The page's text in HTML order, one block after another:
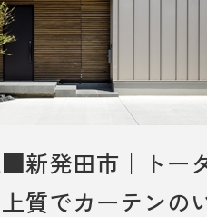
新発田市｜トー
質でカーテンの